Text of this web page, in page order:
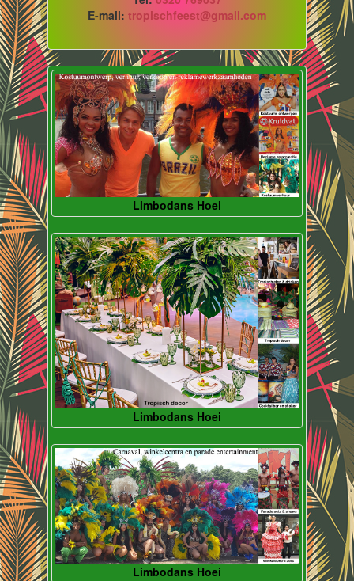
E-mail: tropischfeest@gmail.com
Limbodans Hoei
Limbodans Hoei
Limbodans Hoei